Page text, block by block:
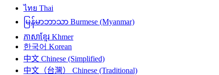
ไทย Thai
မြန်မာဘာသာ Burmese (Myanmar)
ភាសាខ្មែរ Khmer
한국어 Korean
中文 Chinese (Simplified)
中文（台灣）
Chinese (Traditional)